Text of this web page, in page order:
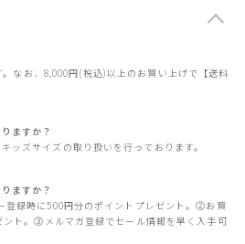
。なお、8,000円(税込)以上のお買い上げで【送料
ますか？
ッズサイズの取り扱いを行っております。
ますか？
登録時に500円分のポイントプレゼント。②お買
ント。③メルマガ登録でセール情報を早く入手可